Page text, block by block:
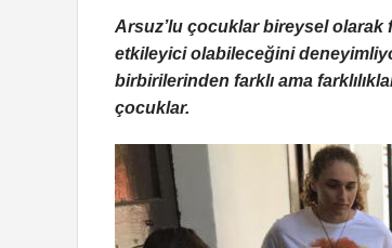
Arsuz’lu çocuklar bireysel olarak
etkileyici olabileceğini
birbirilerinden farklı ama
çocuklar.